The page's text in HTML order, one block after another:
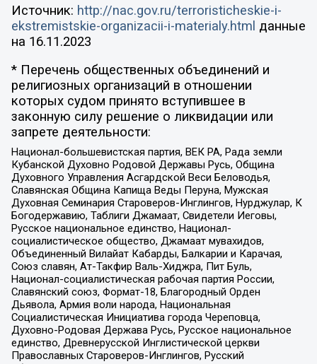
Источник: http://nac.gov.ru/terroristicheskie-i-
ekstremistskie-organizacii-i-materialy.html данные
на 16.11.2023
* Перечень общественных объединений и
религиозных организаций в отношении
которых судом принято вступившее в
законную силу решение о ликвидации или
запрете деятельности:
Национал-большевистская партия, ВЕК РА, Рада земли
Кубанской Духовно Родовой Державы Русь, Община
Духовного Управления Асгардской Веси Беловодья,
Славянская Община Капища Веды Перуна, Мужская
Духовная Семинария Староверов-Инглингов, Нурджулар, К
Богодержавию, Таблиги Джамаат, Свидетели Иеговы,
Русское национальное единство, Национал-
социалистическое общество, Джамаат мувахидов,
Объединенный Вилайат Кабарды, Балкарии и Карачая,
Союз славян, Ат-Такфир Валь-Хиджра, Пит Буль,
Национал-социалистическая рабочая партия России,
Славянский союз, Формат-18, Благородный Орден
Дьявола, Армия воли народа, Национальная
Социалистическая Инициатива города Череповца,
Духовно-Родовая Держава Русь, Русское национальное
единство, Древнерусской Инглистической церкви
Православных Староверов-Инглингов, Русский